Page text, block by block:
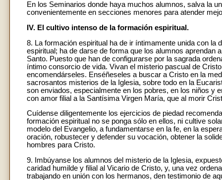
En los Seminarios donde haya muchos alumnos, salva la
convenientemente en secciones menores para atender
IV. El cultivo intenso de la formación espiritual.
8. La formación espiritual ha de ir íntimamente unida con
espiritual; ha de darse de forma que los alumnos
Santo. Puesto que han de configurarse por la sagrada
íntimo consorcio de vida. Vivan el misterio pascual de
encomendárseles. Enséñeseles a buscar a Cristo en la
sacrosantos misterios de la Iglesia, sobre todo en la
son enviados, especialmente en los pobres, en los niños y
con amor filial a la Santísima Virgen María, que al morir
Cuídense diligentemente los ejercicios de piedad
formación espiritual no se ponga sólo en ellos, ni cultive
modelo del Evangelio, a fundamentarse en la fe, en la
oración, robustecer y defender su vocación, obtener la
hombres para Cristo.
9. Imbúyanse los alumnos del misterio de la Iglesia,
caridad humilde y filial al Vicario de Cristo, y, una vez
trabajando en unión con los hermanos, den testimonio de